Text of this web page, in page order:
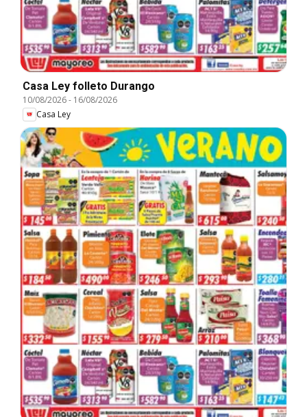
Casa Ley folleto Durango
10/08/2026- 16/08/2026
Casa Ley